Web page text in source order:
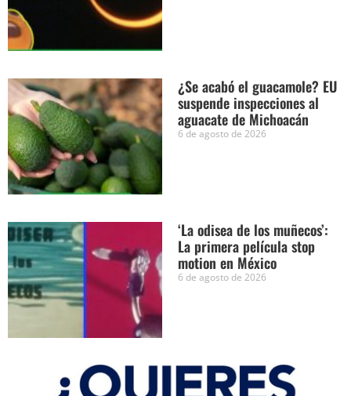
¿Se acabó el guacamole? EU
suspende inspecciones al
aguacate de Michoacán
6 de agosto de 2026
‘La odisea de los muñecos’:
La primera película stop
motion en México
6 de agosto de 2026